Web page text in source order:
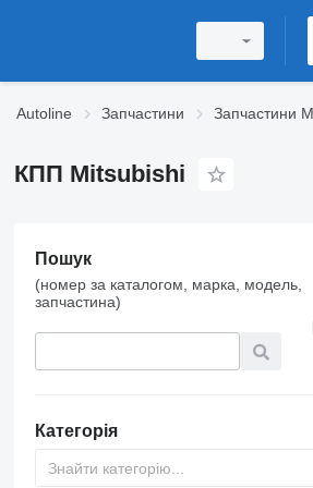
Autoline Запчастини Запчастини
КПП Mitsubishi
Пошук
(номер за каталогом, марка, модель,
запчастина)
Категорія